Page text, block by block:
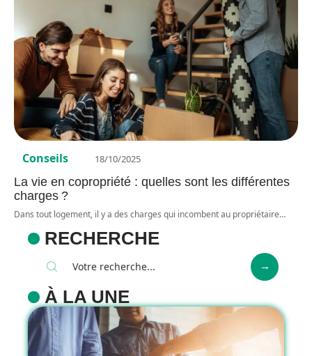
Conseils 18/10/2025
La vie en copropriété : quelles sont les différentes
charges ?
Dans tout logement, il y a des charges qui incombent au propriétaire…
RECHERCHE
À LA UNE